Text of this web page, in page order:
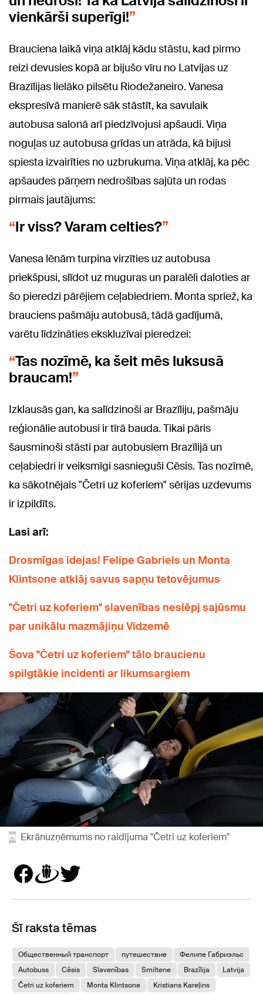
vienkārši superīgi!
Brauciena laikā viņa atklāj kādu stāstu, kad pirmo
reizi devusies kopā ar bijušo vīru no Latvijas uz
Brazīlijas lielāko pilsētu Riodežaneiro. Vanesa
ekspresīvā manierē sāk stāstīt, ka savulaik
autobusa salonā arī piedzīvojusi apšaudi. Viņa
noguļas uz autobusa grīdas un atrāda, kā bijusi
spiesta izvairīties no uzbrukuma. Viņa atklāj, ka pēc
apšaudes pārņem nedrošības sajūta un rodas
pirmais jautājums:
Ir viss? Varam celties?
Vanesa lēnām turpina virzīties uz autobusa
priekšpusi, slīdot uz muguras un paralēli daloties ar
šo pieredzi pārējiem ceļabiedriem. Monta spriež, ka
brauciens pašmāju autobusā, tādā gadījumā,
varētu līdzināties ekskluzīvai pieredzei:
Tas nozīmē, ka šeit mēs luksusā
braucam!
Izklausās gan, ka salīdzinoši ar Brazīliju, pašmāju
reģionālie autobusi ir tīrā bauda. Tikai pāris
šausminoši stāsti par autobusiem Brazīlijā un
ceļabiedri ir veiksmīgi sasnieguši Cēsis. Tas nozīmē,
ka sākotnējais "Četri uz koferiem" sērijas uzdevums
ir izpildīts.
Lasi arī:
Drosmīgas idejas! Felipe Gabriels un Monta
Klintsone atklāj savus sapņu tetovējumus
"Četri uz koferiem" slavenības neslēpj sajūsmu
par unikālu mazmājiņu Vidzemē
Šova "Četri uz koferiem" tālo braucienu
spilgtākie incidenti ar likumsargiem
Ekrānuzņēmums no raidījuma "Četri uz koferiem"
Šī raksta tēmas
Общественный транспорт путешествие
Фелипе Габриэльс
Autobuss
Cēsis Slavenības Smiltene Brazīlija
Latvija
Četri uz koferiem
Monta Klintsone
Kristians Kareļins